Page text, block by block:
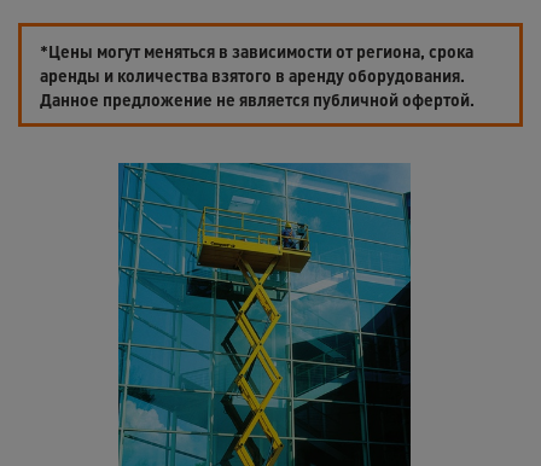
*Цены могут меняться в зависимости от региона, срока
аренды и количества взятого в аренду оборудования.
Данное предложение не является публичной офертой.